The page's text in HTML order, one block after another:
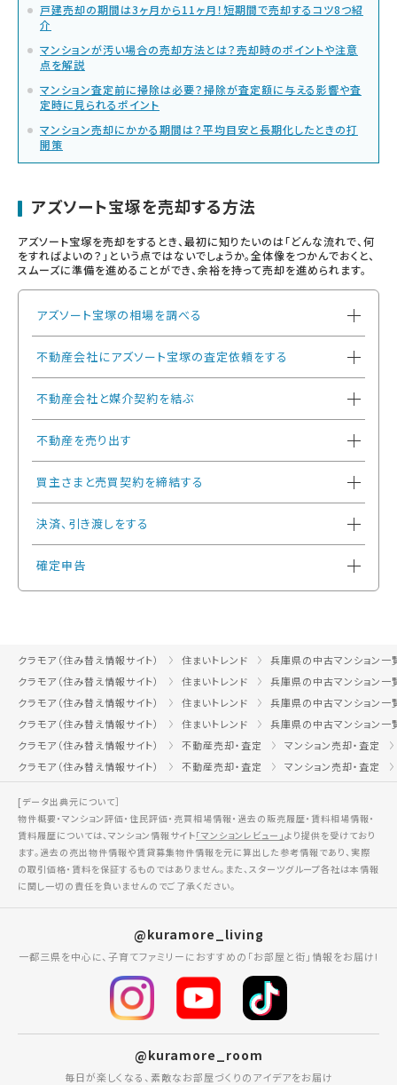
戸建売却の期間は3ヶ月から11ヶ月！短期間で売却するコツ8つ紹
介
マンションが汚い場合の売却方法とは？売却時のポイントや注意
点を解説
マンション査定前に掃除は必要？掃除が査定額に与える影響や査
定時に見られるポイント
マンション売却にかかる期間は？平均目安と長期化したときの打
開策
アズソート宝塚を売却する方法
アズソート宝塚を売却をするとき、最初に知りたいのは「どんな流れで、何
をすればよいの？」という点ではないでしょうか。全体像をつかんでおくと、
スムーズに準備を進めることができ、余裕を持って売却を進められます。
アズソート宝塚の相場を調べる
不動産会社にアズソート宝塚の査定依頼をする
不動産会社と媒介契約を結ぶ
不動産を売り出す
買主さまと売買契約を締結する
決済、引き渡しをする
確定申告
クラモア（住み替え情報サイト） 住まいトレンド
兵庫県の中古マンション一
クラモア（住み替え情報サイト）
住まいトレンド
兵庫県の中古マンション一
クラモア（住み替え情報サイト）
住まいトレンド
兵庫県の中古マンション一
クラモア（住み替え情報サイト）
住まいトレンド
兵庫県の中古マンション一
クラモア（住み替え情報サイト）
不動産売却・査定
マンション売却・査定
クラモア（住み替え情報サイト）
不動産売却・査定 マンション売却・査定
[データ出典元について］
物件概要・マンション評価・住民評価・売買相場情報・過去の販売履歴・賃料相場情報・
賃料履歴については、マンション情報サイト「マンションレビュー」より提供を受けており
ます。過去の売出物件情報や賃貸募集物件情報を元に算出した参考情報であり、実際
の取引価格・賃料を保証するものではありません。また、スターツグループ各社は本情報
に関し一切の責任を負いませんのでご了承ください。
@kuramore_living
一都三県を中心に、子育てファミリーにおすすめの「お部屋と街」情報をお届け!
@kuramore_room
毎日が楽しくなる、素敵なお部屋づくりのアイデアをお届け